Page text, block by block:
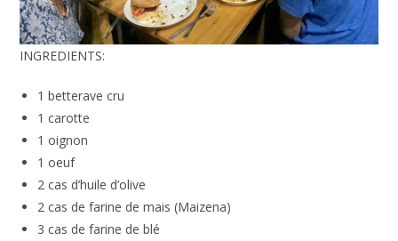
INGREDIENTS:
1 betterave cru
1 carotte
1 oignon
1 oeuf
2 cas d’huile d’olive
2 cas de farine de mais (Maizena)
3 cas de farine de blé